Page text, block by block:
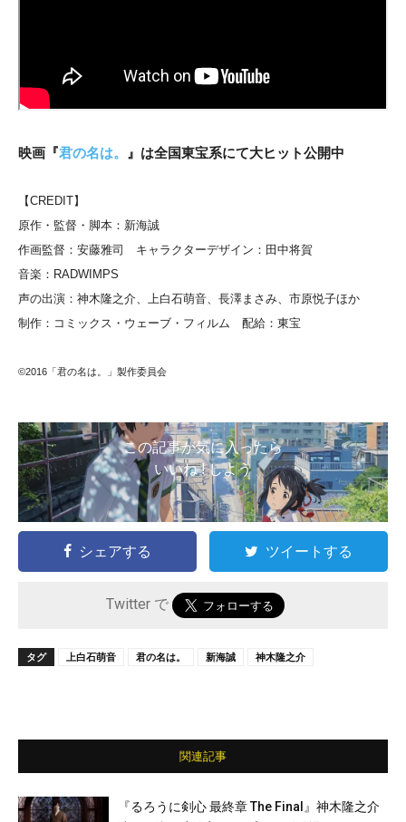
映画『君の名は。 』は全国東宝系にて大ヒット公開中
【CREDIT】
原作・監督・脚本：新海誠
作画監督：安藤雅司 キャラクターデザイン：田中将賀
音楽：RADWIMPS
声の出演：神木隆之介、上白石萌音、長澤まさみ、市原悦子ほか
制作：コミックス・ウェーブ・フィルム 配給：東宝
©2016「君の名は。」製作委員会
この記事が気に入ったら
いいね ! しよう
シェアする ツイートする
Twitter で
タグ 上白石萌音 君の名は。 新海誠 神木隆之介
関連記事
『るろうに剣心 最終章 The Final』神木隆之介